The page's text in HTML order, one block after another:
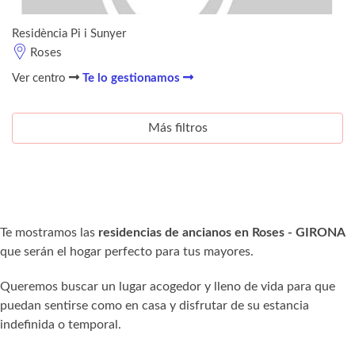
Residència Pi i Sunyer
Roses
Ver centro Te lo gestionamos
Más filtros
Te mostramos las residencias de ancianos en Roses - GIRONA
que serán el hogar perfecto para tus mayores.
Queremos buscar un lugar acogedor y lleno de vida para que
puedan sentirse como en casa y disfrutar de su estancia
indefinida o temporal.